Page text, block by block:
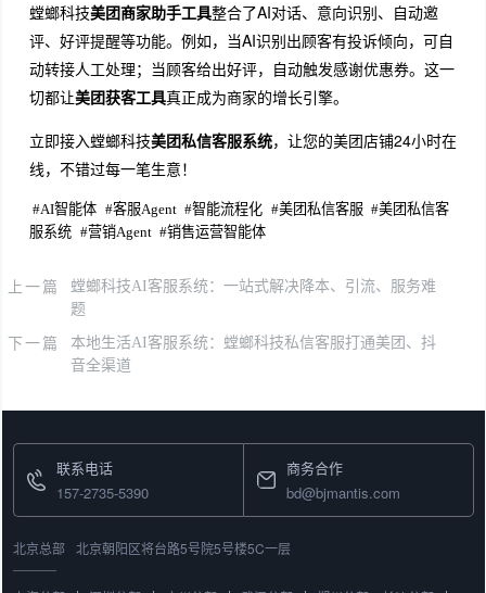
螳螂科技美团商家助手工具整合了AI对话、意向识别、自动邀
评、好评提醒等功能。例如，当AI识别出顾客有投诉倾向，可自
动转接人工处理；当顾客给出好评，自动触发感谢优惠券。这一
切都让美团获客工具真正成为商家的增长引擎。
立即接入螳螂科技美团私信客服系统，让您的美团店铺24小时在
线，不错过每一笔生意！
#AI智能体 #客服Agent #智能流程化 #美团私信客服 #美团私信客
服系统 #营销Agent #销售运营智能体
上一篇
螳螂科技AI客服系统：一站式解决降本、引流、服务难
题
下一篇
本地生活AI客服系统：螳螂科技私信客服打通美团、抖
音全渠道
联系电话
157-2735-5390
商务合作
bd@bjmantis.com
北京总部 北京朝阳区将台路5号院5号楼5C一层